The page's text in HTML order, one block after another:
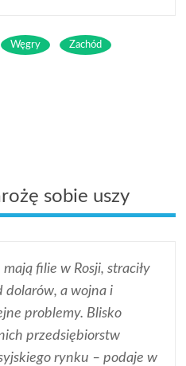
Węgry Zachód
sobie uszy
filie w Rosji, straciły
dolarów, a wojna i
problemy. Blisko
przedsiębiorstw
rynku – podaje w